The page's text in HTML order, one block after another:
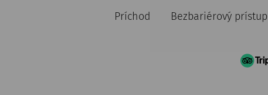
Príchod Bezbariérový prístup